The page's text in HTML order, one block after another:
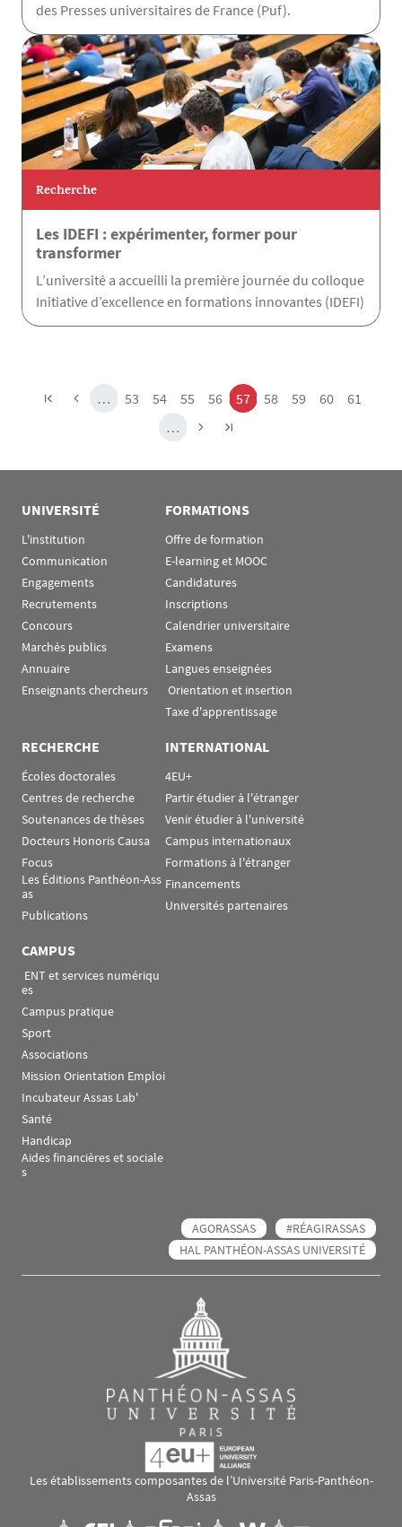
des Presses universitaires de France (Puf).
Recherche
Les IDEFI : expérimenter, former pour
transformer
L’université a accueilli la première journée du colloque
Initiative d’excellence en formations innovantes (IDEFI)
… Page
53 Page
54 Page
55 Page
56 Page
57 Page
58 Page
59 Page
60 Page
61
…
UNIVERSITÉ
L'institution
Communication
Engagements
Recrutements
Concours
Marchés publics
Annuaire
Enseignants chercheurs
FORMATIONS
Offre de formation
E-learning et MOOC
Candidatures
Inscriptions
Calendrier universitaire
Examens
Langues enseignées
Orientation et insertion
Taxe d'apprentissage
RECHERCHE
Écoles doctorales
Centres de recherche
Soutenances de thèses
Docteurs Honoris Causa
Focus
Les Éditions Panthéon-Ass
as
Publications
INTERNATIONAL
4EU+
Partir étudier à l'étranger
Venir étudier à l'université
Campus internationaux
Formations à l'étranger
Financements
Universités partenaires
CAMPUS
es
Campus pratique
Sport
Associations
Mission Orientation Emploi
Incubateur Assas Lab'
Santé
Handicap
Aides financières et sociale
s
AGORASSAS
#RÉAGIRASSAS
HAL PANTHÉON-ASSAS UNIVERSITÉ
Les établissements composantes de l’Université Paris-Panthéon-
Assas